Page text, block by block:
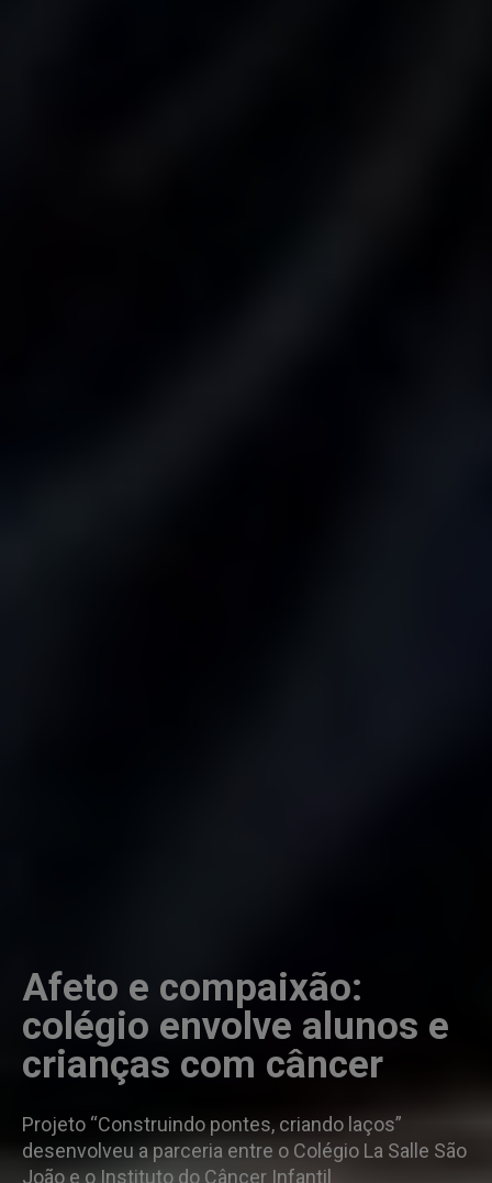
Afeto e compaixão:
colégio envolve alunos e
crianças com câncer
Projeto “Construindo pontes, criando laços”
desenvolveu a parceria entre o Colégio La Salle São
João e o Instituto do Câncer Infantil